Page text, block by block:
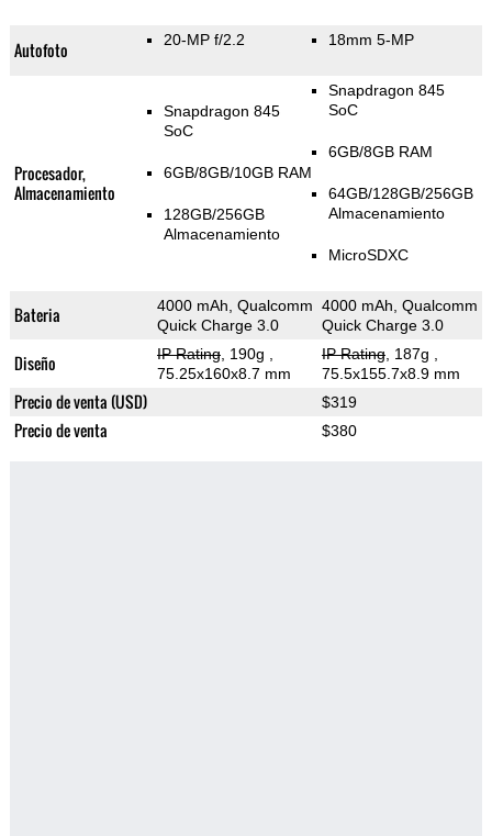
Autofoto 20-MP f/2.2 18mm 5-MP
Procesador,
Almacenamiento
Snapdragon 845
SoC
6GB/8GB/10GB RAM
128GB/256GB
Almacenamiento
Snapdragon 845
SoC
6GB/8GB RAM
64GB/128GB/256GB
Almacenamiento
MicroSDXC
Bateria
4000 mAh, Qualcomm
Quick Charge 3.0
4000 mAh, Qualcomm
Quick Charge 3.0
Diseño IP Rating, 190g
75.25x160x8.7 mm
IP Rating, 187g
75.5x155.7x8.9 mm
Precio de venta (USD) $319
Precio de venta $380